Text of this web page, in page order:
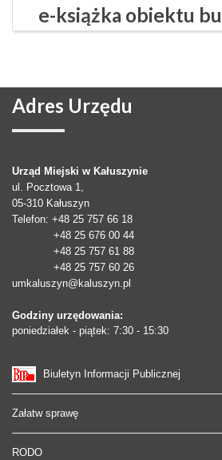
e-książka obiektu
Adres Urzędu
Urząd Miejski w Kałuszynie
ul. Pocztowa 1,
05-310 Kałuszyn
Telefon: +48 25 757 66 18
+48 25 676 00 44
+48 25 757 61 88
+48 25 757 60 26
umkaluszyn@kaluszyn.pl
Godziny urzędowania:
poniedziałek - piątek: 7:30 - 15:30
Biuletyn Informacji Publicznej
Załatw sprawę
RODO